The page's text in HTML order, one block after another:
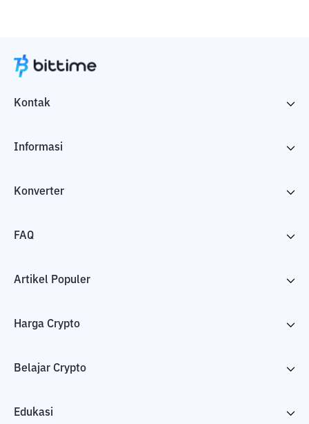
Kontak
Informasi
Konverter
FAQ
Artikel Populer
Harga Crypto
Belajar Crypto
Edukasi